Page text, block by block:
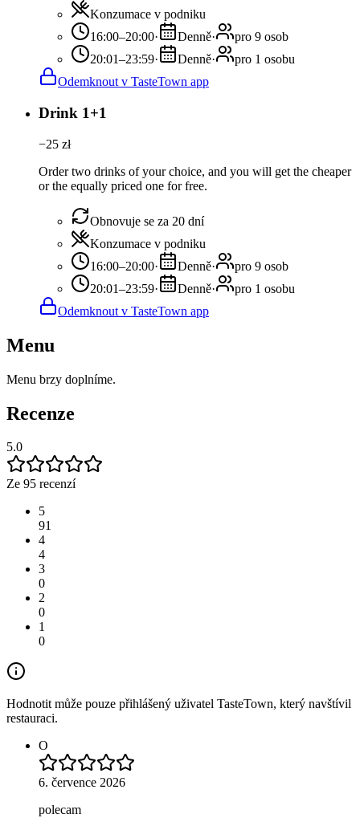
Konzumace v podniku
16:00–20:00· Denně·
pro 9 osob
20:01–23:59· Denně·
pro 1 osobu
Odemknout v TasteTown app
Drink 1+1
−25 zł
Order two drinks of your choice, and you will get the cheaper
or the equally priced one for free.
Obnovuje se za 20 dní
Konzumace v podniku
16:00–20:00· Denně·
pro 9 osob
20:01–23:59· Denně·
pro 1 osobu
Odemknout v TasteTown app
Menu
Menu brzy doplníme.
Recenze
5.0
Ze 95 recenzí
5
91
4
4
3
0
2
0
1
0
Hodnotit může pouze přihlášený uživatel TasteTown, který navštívil
restauraci.
O
6. července 2026
polecam